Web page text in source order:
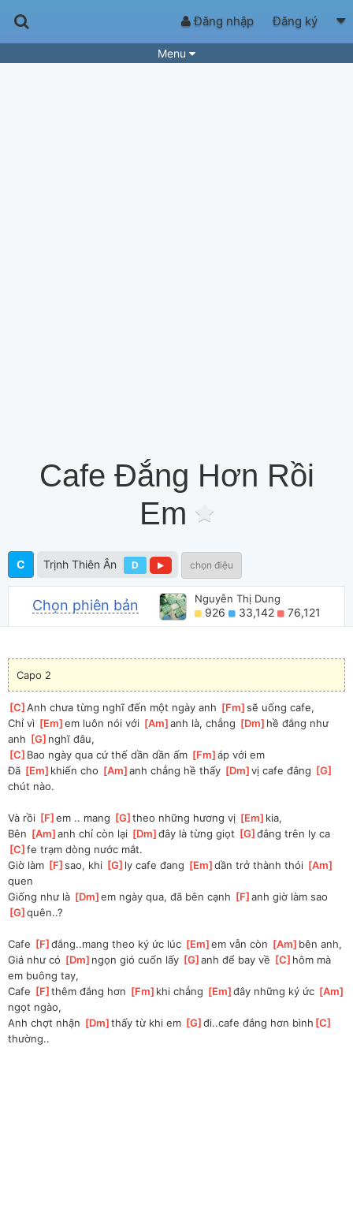
Đăng nhập Đăng ký
Menu
Cafe Đắng Hơn Rồi
Em
C Trịnh Thiên Ân D chọn điệu
Chọn phiên bản Nguyễn Thị Dung
926 33,142 76,121
Capo 2
[C ]
Anh chưa từng nghĩ đến một ngày anh [Fm ]
sẽ uống cafe,
Chỉ vì [Em ]
em luôn nói với [Am ]
anh là, chẳng [Dm ]hề đắng như
anh [G ]nghĩ đâu,
[C ]Bao ngày qua cứ thế dần dần ấm [Fm ]
áp với em
Đã [Em ]khiến cho [Am ]
anh chẳng hề thấy [Dm ]
vị cafe đắng [G
chút nào.
Và rồi [F ]
em .. mang [G ]theo những hương vị [Em ]kia,
Bên [Am ]
anh chỉ còn lại [Dm ]
đây là từng giọt [G ]
đắng trên ly ca
C ]
fe trạm dòng nước mắt.
Giờ làm [F ]
sao, khi [G ]ly cafe đang [Em ]
dần trở thành thói [Am
quen
Giống như là [Dm ]
em ngày qua, đã bên cạnh [F ]
anh giờ làm sao
G ]
quên..?
Cafe [F ]
đắng..mang theo ký ức lúc [Em ]
em vẫn còn [Am ]bên anh,
Giá như có [Dm ]ngọn gió cuốn lấy [G ]
anh để bay về [C ]hôm mà
em buông tay,
Cafe [F ]thêm đắng hơn [Fm ]khi chẳng [Em ]
đây những ký ức [Am
ngọt ngào,
Anh chợt nhận [Dm ]thấy từ khi em [G ]
đi..cafe đắng hơn bình [C
thường..